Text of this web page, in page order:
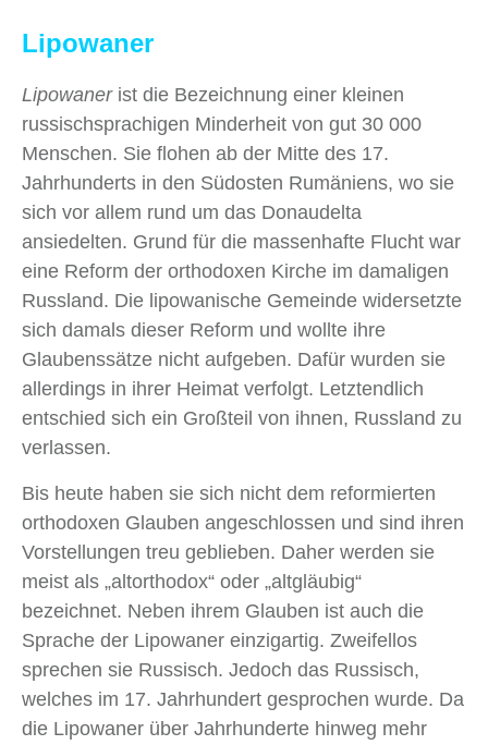
Lipowaner
Lipowanerist die Bezeichnung einer kleinen
russischsprachigen Minderheit von gut 30 000
Menschen. Sie flohen ab der Mitte des 17.
Jahrhunderts in den Südosten Rumäniens, wo sie
sich vor allem rund um das Donaudelta
ansiedelten. Grund für die massenhafte Flucht war
eine Reform der orthodoxen Kirche im damaligen
Russland. Die lipowanische Gemeinde widersetzte
sich damals dieser Reform und wollte ihre
Glaubenssätze nicht aufgeben. Dafür wurden sie
allerdings in ihrer Heimat verfolgt. Letztendlich
entschied sich ein Großteil von ihnen, Russland zu
verlassen.
Bis heute haben sie sich nicht dem reformierten
orthodoxen Glauben angeschlossen und sind ihren
Vorstellungen treu geblieben. Daher werden sie
meist als „altorthodox“ oder „altgläubig“
bezeichnet. Neben ihrem Glauben ist auch die
Sprache der Lipowaner einzigartig. Zweifellos
sprechen sie Russisch. Jedoch das Russisch,
welches im 17. Jahrhundert gesprochen wurde. Da
die Lipowaner über Jahrhunderte hinweg mehr